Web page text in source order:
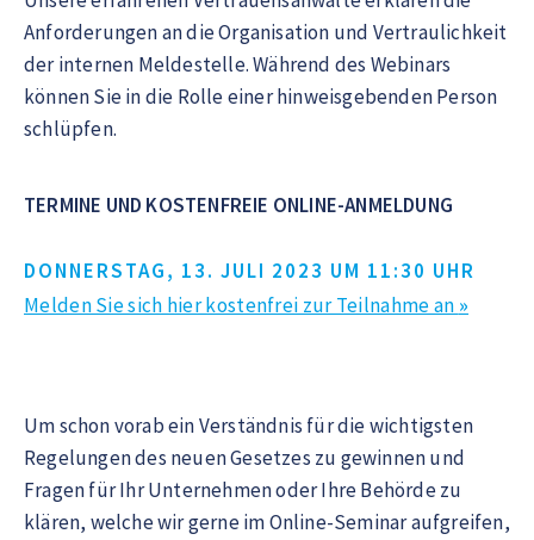
Anforderungen an die Organisation und Vertraulichkeit
der internen Meldestelle. Während des Webinars
können Sie in die Rolle einer hinweisgebenden Person
schlüpfen.
TERMINE UND KOSTENFREIE ONLINE-ANMELDUNG
DONNERSTAG, 13. JULI 2023 UM 11:30 UHR
Melden Sie sich hier kostenfrei zur Teilnahme an »
Um schon vorab ein Verständnis für die wichtigsten
Regelungen des neuen Gesetzes zu gewinnen und
Fragen für Ihr Unternehmen oder Ihre Behörde zu
klären, welche wir gerne im Online-Seminar aufgreifen,